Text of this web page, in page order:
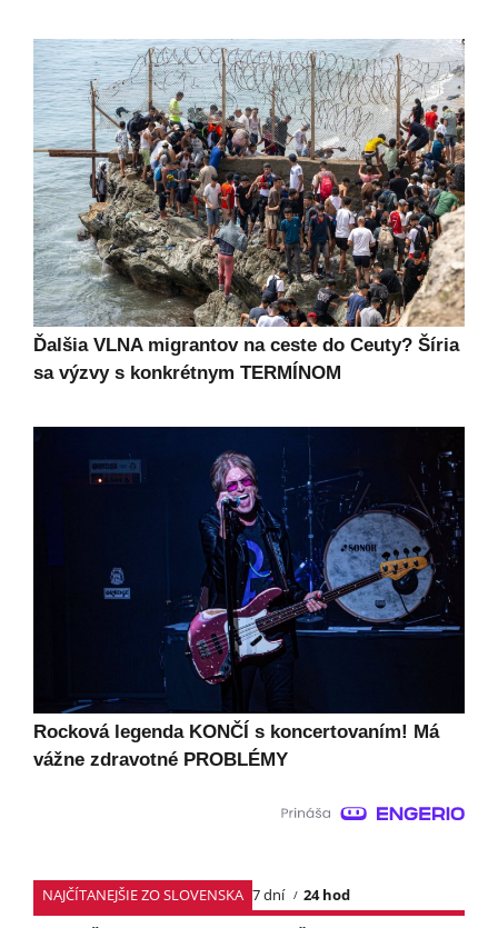
Ďalšia VLNA migrantov na ceste do Ceuty? Šíria
sa výzvy s konkrétnym TERMÍNOM
Rocková legenda KONČÍ s koncertovaním! Má
vážne zdravotné PROBLÉMY
NAJČÍTANEJŠIE ZO SLOVENSKA 7 dní
24 hod